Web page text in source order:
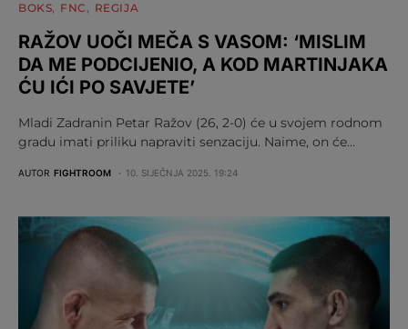
BOKS FNC REGIJA
RAŽOV UOČI MEČA S VASOM: ‘MISLIM
DA ME PODCIJENIO, A KOD MARTINJAKA
ĆU IĆI PO SAVJETE’
Mladi Zadranin Petar Ražov (26, 2-0) će u svojem rodnom
gradu imati priliku napraviti senzaciju. Naime, on će…
AUTOR FIGHTROOM 10. SIJEČNJA 2025. 19:24